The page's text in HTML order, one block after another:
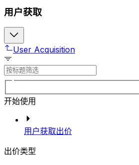
用户获取
User Acquisition
开始使用
用户获取出价
出价类型